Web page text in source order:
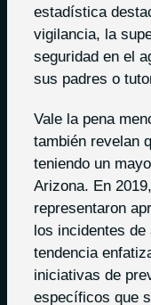
estadística
vigilancia, la
seguridad en el
sus padres o
Vale la pena
también revelan
teniendo un
Arizona. En
representaron
los incidentes
tendencia
iniciativas de
específicos que